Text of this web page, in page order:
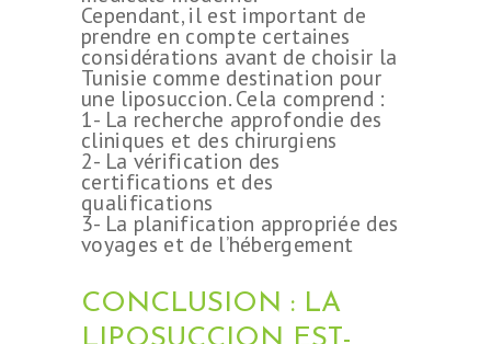
Cependant, il est important de
prendre en compte certaines
considérations avant de choisir la
Tunisie comme destination pour
une liposuccion. Cela comprend :
1- La recherche approfondie des
cliniques et des chirurgiens
2- La vérification des
certifications et des
qualifications
3- La planification appropriée des
voyages et de l’hébergement
CONCLUSION : LA